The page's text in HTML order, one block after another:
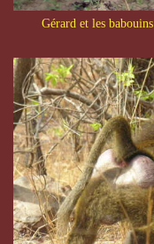
Gérard et les babouins